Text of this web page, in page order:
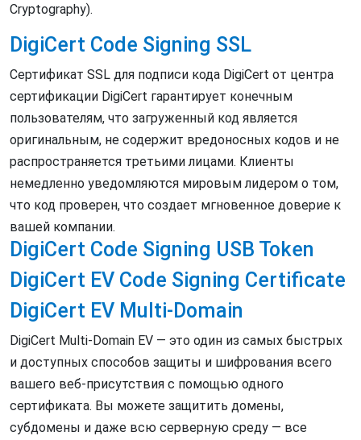
Cryptography).
DigiCert Code Signing SSL
Сертификат SSL для подписи кода DigiCert от центра
сертификации DigiCert гарантирует конечным
пользователям, что загруженный код является
оригинальным, не содержит вредоносных кодов и не
распространяется третьими лицами. Клиенты
немедленно уведомляются мировым лидером о том,
что код проверен, что создает мгновенное доверие к
вашей компании.
DigiCert Code Signing USB Token
DigiCert EV Code Signing Certificate
DigiCert EV Multi-Domain
DigiCert Multi-Domain EV — это один из самых быстрых
и доступных способов защиты и шифрования всего
вашего веб-присутствия с помощью одного
сертификата. Вы можете защитить домены,
субдомены и даже всю серверную среду — все